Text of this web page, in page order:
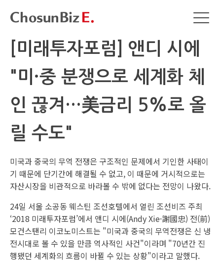
[미래투자포럼] 앤디 시에
"미·중 분쟁으로 세계화 체
인 끊겨…美금리 5%로 올
릴 수도"
미국과 중국의 무역 전쟁은 구조적인 문제에서 기인한 사태이
기 때문에 단기간에 해결될 수 없고, 이 때문에 거시적으로는
자산시장을 비관적으로 바라볼 수 밖에 없다는 전망이 나왔다.
24일 서울 소공동 웨스틴 조선호텔에서 열린 조선비즈 주최
‘2018 미래투자포럼’에서 앤디 시에(Andy Xie·謝國忠) 전(前)
모건스탠리 이코노미스트는 "미국과 중국의 무역전쟁은 신 냉
전시대로 볼 수 있을 만큼 역사적인 사건"이라며 "70년간 진
행됐던 세계화의 흐름이 바뀔 수 있는 상황"이라고 말했다.